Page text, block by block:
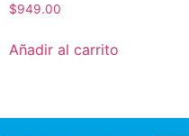
$949.00
Añadir al carrito